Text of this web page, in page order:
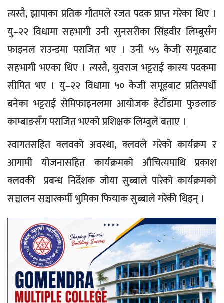
त्यस्तै, झापाका प्रतिक गौतमले रजत पदक प्राप्त गरेका थिए ।
यु–२२ विधामा सहभागी उनी सुनसरीका सिंहवीर लिम्बुसँग
फाइनल राउन्डमा पराजित भए । उनी ५५ केजी समूहबाट
सहभागी भएका थिए । त्यस्तै, युवराज भट्टराई कास्य पदकमा
सीमित भए । यु–२२ विधामा ५० केजी समूहबाट प्रतिस्पर्धी
बनेका भट्टराई सेमिफाइनलमा आयोजक हेटौँडामा फुङलाङ
काम्बाङसँग पराजित भएको प्रशिक्षक लिम्बुले बताए ।
स्वागतसहित क्लवको अवस्था, क्लवले गरेको कार्यक्रम र
आगामी योजनासहित कार्यक्रमको औचित्यमाथि प्रकाश
क्लवकी प्रबन्ध निर्देशक जोया सुब्बाले पारेको कार्यक्रमको
सञ्चालन सञ्चारकर्मी भुमिका फियाक सुब्बाले गरेकी थिइन् ।